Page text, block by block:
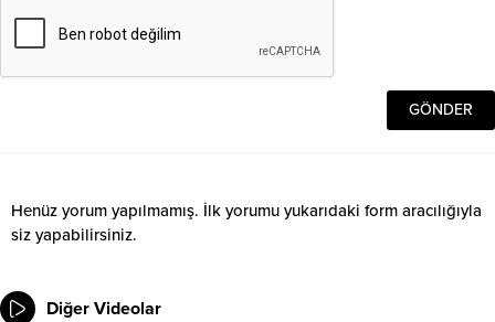
Henüz yorum yapılmamış. İlk yorumu yukarıdaki form aracılığıyla
siz yapabilirsiniz.
Diğer Videolar